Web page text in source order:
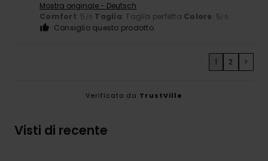
Mostra originale - Deutsch
Comfort: 5 /5 Taglia: Taglia perfetta Colore: 5/5
Consiglio questo prodotto
1 2 >
Verificato da TrustVille
Visti di recente